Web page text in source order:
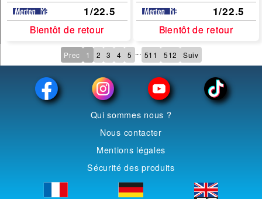
1/22.5
Bientôt de retour
Bientôt de retour
1/22.5
Bientôt de retour
Bientôt de retour
Prec 1 2 3 4 5 ... 511 512 Suiv
Qui sommes nous ?
Nous contacter
Mentions légales
Sécurité des produits